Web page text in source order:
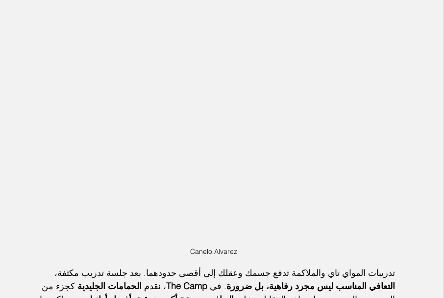
Canelo Alvarez
تدريبات المواي تاي والملاكمة تدفع جسمك وعقلك إلى أقصى حدودهما. بعد جلسة تدريب مكثفة،
التعافي المناسب ليس مجرد رفاهية، بل ضرورة. في The Camp، نقدم الحمامات الجليدية كجزء من